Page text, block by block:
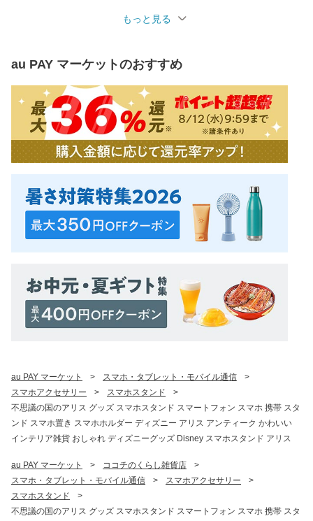
もっと見る
au PAY マーケットのおすすめ
au PAY マーケット > スマホ・タブレット・モバイル通信
>
スマホアクセサリー
> スマホスタンド
>
不思議の国のアリス グッズ スマホスタンド スマートフォン スマホ 携帯 スタ
ンド スマホ置き スマホホルダー ディズニー アリス アンティーク かわいい
インテリア雑貨 おしゃれ ディズニーグッズ Disney スマホスタンド アリス
au PAY マーケット > ココチのくらし雑貨店
>
スマホ・タブレット・モバイル通信
> スマホアクセサリー
>
スマホスタンド
>
不思議の国のアリス グッズ スマホスタンド スマートフォン スマホ 携帯 スタ